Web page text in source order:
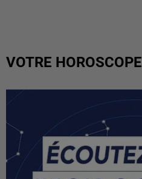
VOTRE HOROSCOPE